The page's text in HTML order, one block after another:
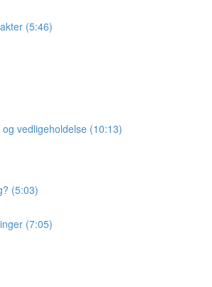
(5:46)
vedligeholdelse (10:13)
(5:03)
(7:05)